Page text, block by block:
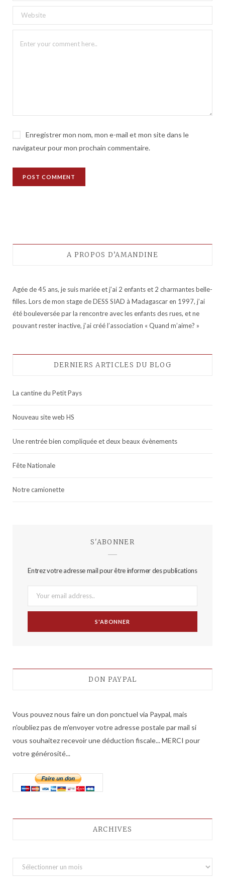
Enregistrer mon nom, mon e-mail et mon site dans le
navigateur pour mon prochain commentaire.
A PROPOS D’AMANDINE
Agée de 45 ans, je suis mariée et j’ai 2 enfants et 2 charmantes belle-
filles. Lors de mon stage de DESS SIAD à Madagascar en 1997, j’ai
été bouleversée par la rencontre avec les enfants des rues, et ne
pouvant rester inactive, j’ai créé l’association « Quand m’aime? »
DERNIERS ARTICLES DU BLOG
La cantine du Petit Pays
Nouveau site web HS
Une rentrée bien compliquée et deux beaux évènements
Fête Nationale
Notre camionette
S'ABONNER
Entrez votre adresse mail pour être informer des publications
DON PAYPAL
Vous pouvez nous faire un don ponctuel via Paypal, mais
n'oubliez pas de m'envoyer votre adresse postale par mail si
vous souhaitez recevoir une déduction fiscale... MERCI pour
votre générosité...
ARCHIVES
r